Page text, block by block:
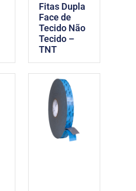
Fitas Dupla
Face de
Tecido Não
Tecido –
TNT